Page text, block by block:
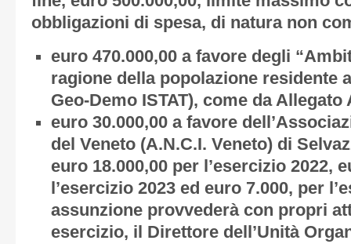
obbligazioni di spesa, di natura non
euro 470.000,00 a favore degli
ragione della popolazione residente
Geo-Demo ISTAT), come daAllegato
euro 30.000,00 a favore
del Veneto (A.N.C.I. Veneto) di
euro 18.000,00 per l’esercizio 2022,
l’esercizio 2023 ed euro 7.000, per
assunzione provvederà con propri
esercizio, il Direttore dell’Unità